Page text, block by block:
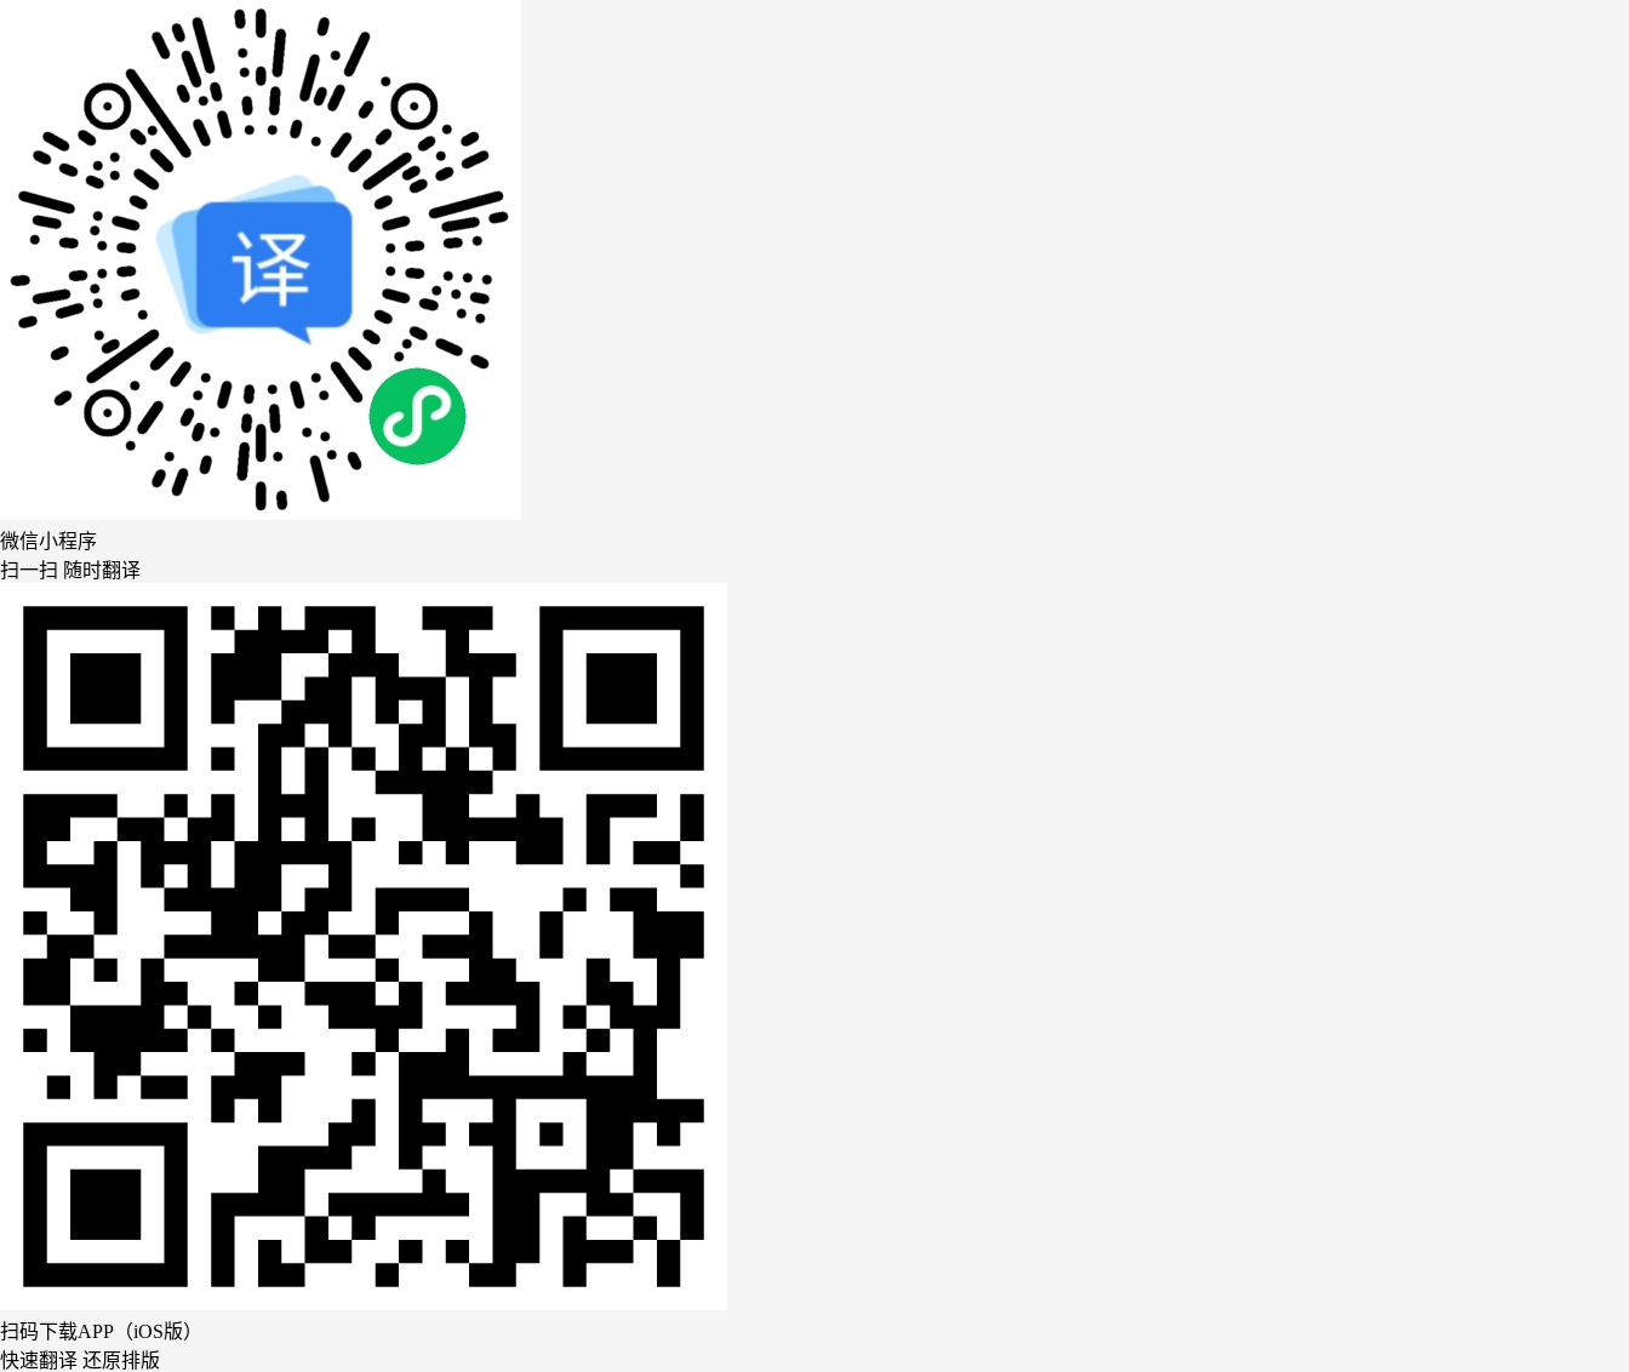
微信小程序
扫一扫 随时翻译
扫码下载APP（iOS版）
快速翻译 还原排版